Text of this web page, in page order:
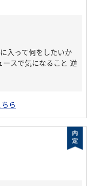
入って何をしたいか
スで気になること 逆
ら